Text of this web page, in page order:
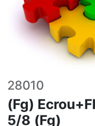
28010
(Fg)
5/8 (Fg)